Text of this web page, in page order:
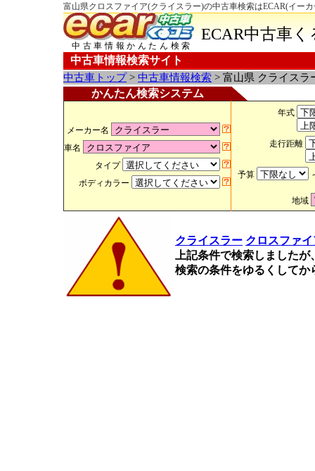
富山県クロスファイア(クライスラー)の中古車検索はECAR(イー
中古車情報かんたん検索
ECAR中古車
中古車情報検索サイト
中古車トップ> 中古車情報検索 > 富山県 クライスラ
かんたん検索システム
メーカー名
車名
タイプ
ボディカラー
年式
走行距離
予算
地域
クライスラー クロスファイ
上記条件で検索しました
検索の条件をゆるくして